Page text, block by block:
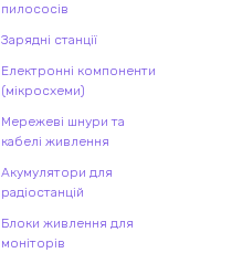
пилососів
Зарядні станції
Електронні компоненти
(мікросхеми)
Мережеві шнури та
кабелі живлення
Акумулятори для
радіостанцій
Блоки живлення для
моніторів